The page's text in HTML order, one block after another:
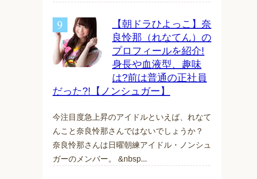
【朝ドラひよっこ】奈
良怜那（れなてん）の
プロフィールを紹介!
身長や血液型、趣味
は?前は普通の正社員
だった?!【ノンシュガー】
今注目度急上昇のアイドルといえば、れなて
んこと奈良怜那さんではないでしょうか？
奈良怜那さんは日曜朝練アイドル・ノンシュ
ガーのメンバー。 &nbsp...